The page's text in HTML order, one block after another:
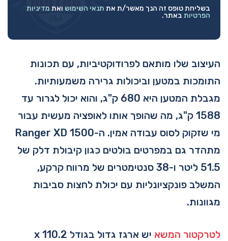
בשליחת טופס זה הנך מאשר/ת את תנאי השימוש ואת מדיניות
הפרטיות באתר.
העיצוב שלו מותאם לפרודוקטיביות, עם תכונות
התומכות במטען וביכולות גרירה משמעותיות.
מגבלת המטען היא 680 ק"ג, והוא יכול לגרור עד
1588 ק"ג, מה שהופך אותו לאופציה מעשית עבור
מי שזקוק לסוס עבודה אמין. ה-Ranger XD 1500
מתהדר גם במפרטים בולטים כגון קיבולת דלק של
51.5 ליטר ו-38 סנטימטרים של מרווח קרקע,
המשלב פונקציונליות עם יכולת לחצות סביבות
מגוונות.
לטרקטור המשא
יש ארגז גדול בגודל 110.2 x